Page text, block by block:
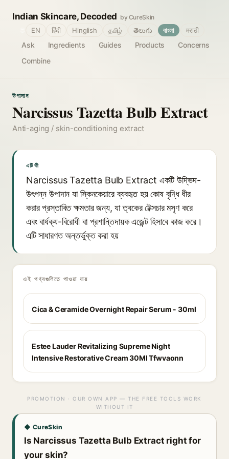
Indian Skincare, Decoded by CureSkin
Ask Ingredients Guides Products
Concerns
Combine
EN हिंदी Hinglish தமிழ் తెలుగు বাংলা मराठी
উপাদান
Narcissus Tazetta Bulb Extract
Anti-aging / skin-conditioning extract
এটি কী
Narcissus Tazetta Bulb Extract একটি উদ্ভিদ-
উৎপন্ন উপাদান যা স্কিনকেয়ারে ব্যবহৃত হয় কোষ বৃদ্ধি ধীর
করার প্রস্তাবিত ক্ষমতার জন্য, যা ত্বকের টেক্সচার মসৃণ করে
এবং বার্ধক্য-বিরোধী বা প্রশান্তিদায়ক এজেন্ট হিসাবে কাজ করে।
এটি সাধারণত অন্তর্ভুক্ত করা হয়
এই পণ্যগুলিতে পাওয়া যায়
Cica & Ceramide Overnight Repair Serum - 30ml
Estee Lauder Revitalizing Supreme Night
Intensive Restorative Cream 30Ml Tfwvaonn
PROMOTION · OUR OWN APP — THE FREE TOOLS WORK
WITHOUT IT
◆ CureSkin
Is Narcissus Tazetta Bulb Extract right for
your skin?